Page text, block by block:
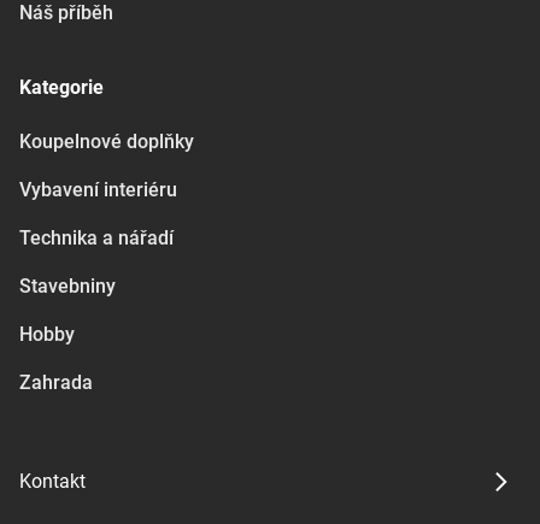
Náš příběh
Kategorie
Koupelnové doplňky
Vybavení interiéru
Technika a nářadí
Stavebniny
Hobby
Zahrada
Kontakt